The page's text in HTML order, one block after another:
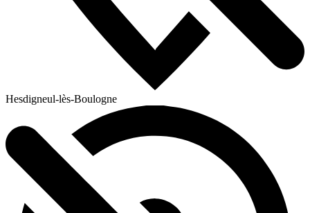
Hesdigneul-lès-Boulogne